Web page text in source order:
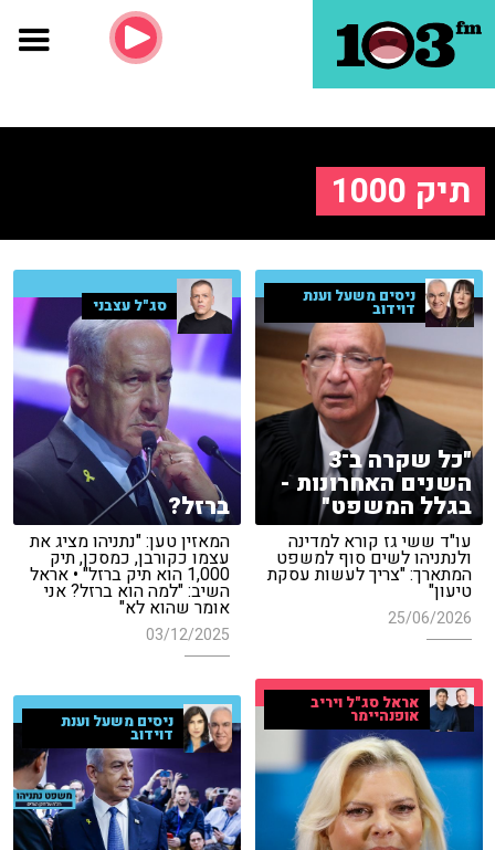
תיק 1000
ניסים משעל וענת
דוידוב
"כל שקרה ב־3
השנים האחרונות -
בגלל המשפט"
עו"ד ששי גז קורא למדינה
ולנתניהו לשים סוף למשפט
המתארך: "צריך לעשות עסקת
טיעון"
25/06/2026
סג"ל עצבני
ברזל?
המאזין טען: "נתניהו מציג את
עצמו כקורבן, כמסכן, תיק
1,000 הוא תיק ברזל" • אראל
השיב: "למה הוא ברזל? אני
אומר שהוא לא"
03/12/2025
אראל סג"ל ויריב
אופנהיימר ניסים משעל וענת
דוידוב